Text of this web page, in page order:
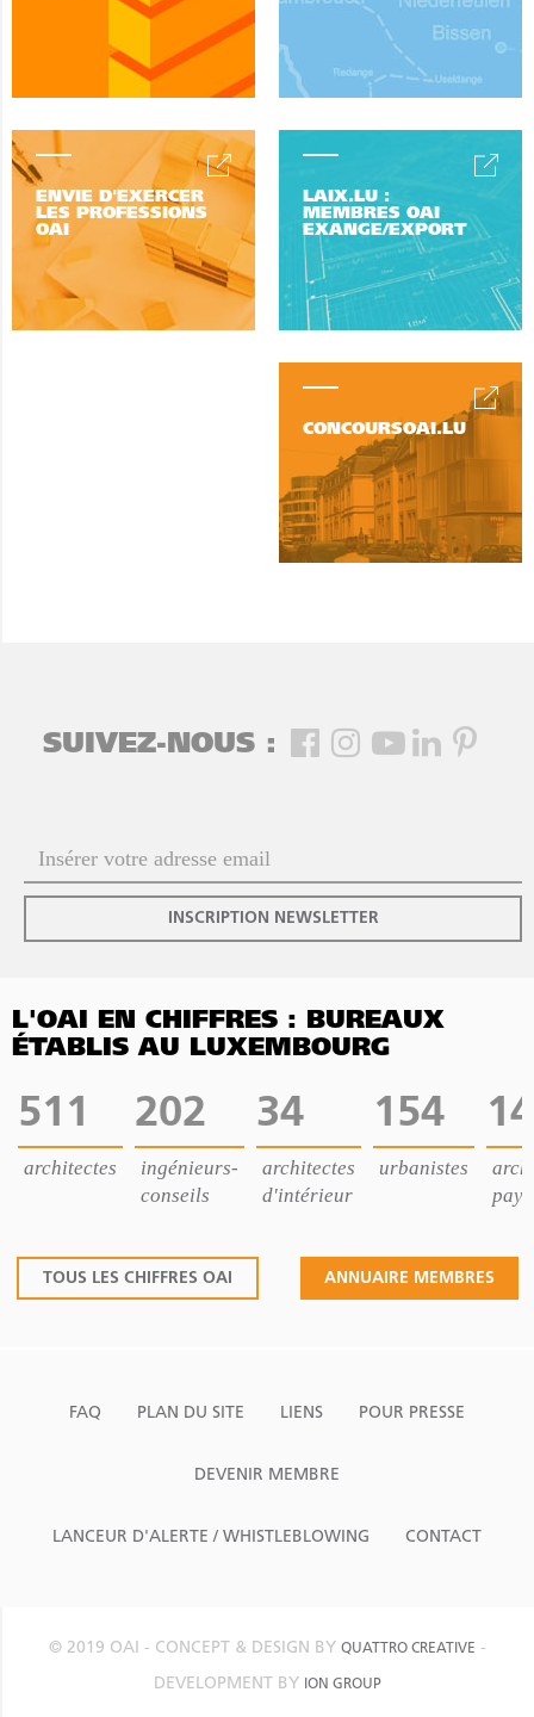
ENVIE D'EXERCER
LES PROFESSIONS
OAI
LAIX.LU :
MEMBRES OAI
EXANGE/EXPORT
CONCOURSOAI.LU
SUIVEZ-NOUS :
INSCRIPTION NEWSLETTER
L'OAI EN CHIFFRES : BUREAUX
ÉTABLIS AU LUXEMBOURG
511
architectes
202
ingénieurs-
conseils
34
architectes
d'intérieur
154
urbanistes
14
TOUS LES CHIFFRES OAI ANNUAIRE MEMBRES
FAQ PLAN DU SITE LIENS POUR PRESSE
DEVENIR MEMBRE
LANCEUR D'ALERTE / WHISTLEBLOWING CONTACT
© 2019 OAI - CONCEPT & DESIGN BY QUATTRO CREATIVE -
DEVELOPMENT BY ION GROUP